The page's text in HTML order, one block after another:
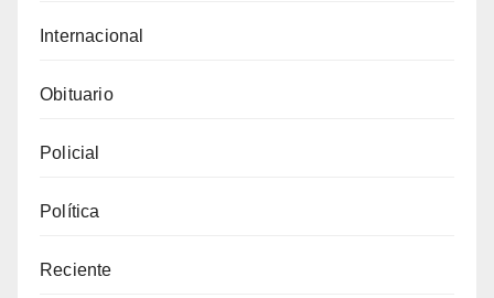
Internacional
Obituario
Policial
Política
Reciente